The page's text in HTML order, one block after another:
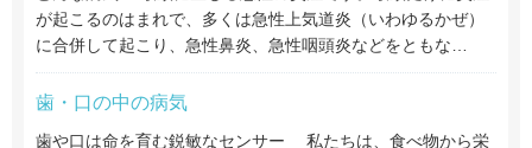
が起こるのはまれで、多くは急性上気道炎（いわゆるかぜ）
に合併して起こり、急性鼻炎、急性咽頭炎などをともな…
歯・口の中の病気
歯や口は命を育む鋭敏なセンサー 私たちは、食べ物から栄